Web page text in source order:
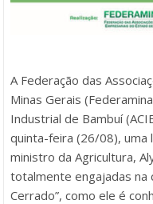
A Federação das
Minas Gerais
Industrial de Bambuí
quinta-feira (26/08), uma
ministro da Agricultura,
totalmente engajadas na
Cerrado”, como ele é